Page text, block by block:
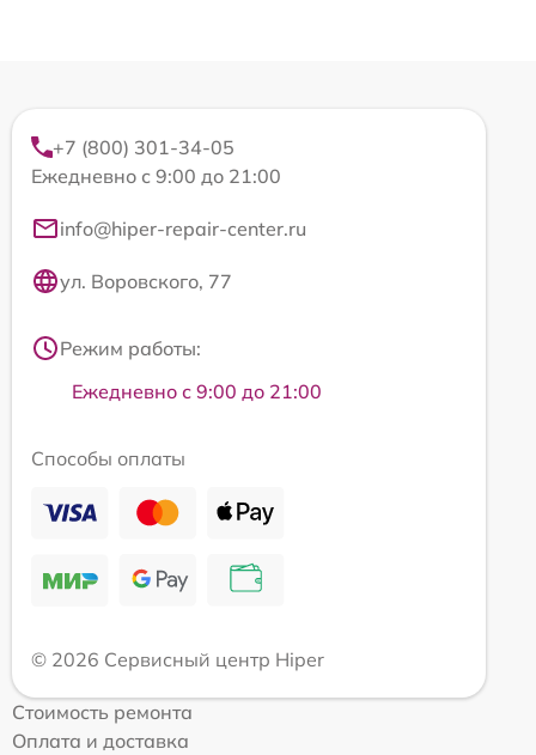
+7 (800) 301-34-05
Ежедневно с 9:00 до 21:00
info@hiper-repair-center.ru
ул. Воровского, 77
Режим работы:
Ежедневно с 9:00 до 21:00
Способы оплаты
© 2026 Сервисный центр Hiper
Стоимость ремонта
Оплата и доставка